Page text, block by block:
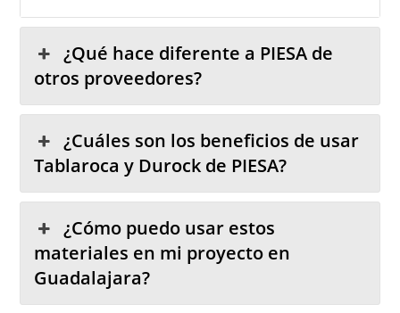
¿Qué hace diferente a PIESA de
otros proveedores?
¿Cuáles son los beneficios de usar
Tablaroca y Durock de PIESA?
¿Cómo puedo usar estos
materiales en mi proyecto en
Guadalajara?